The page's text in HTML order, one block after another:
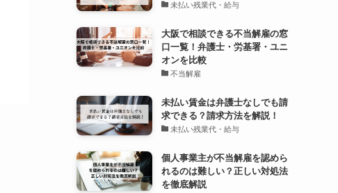
未払い残業代・給与
大阪で相談できる不当解雇の窓
口一覧！弁護士・労基署・ユニ
オンを比較
不当解雇
未払い賃金は弁護士なしでも請
求できる？請求方法を解説！
未払い残業代・給与
個人事業主が不当解雇を認めら
れるのは難しい？正しい対処法
を徹底解説